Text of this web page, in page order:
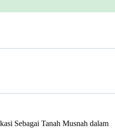
Sebagai Tanah Musnah dalam